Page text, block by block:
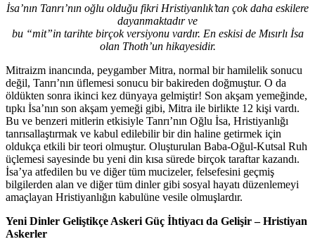
İsa’nın Tanrı’nın oğlu olduğu fikri Hristiyanlık’tan çok daha eskilere
dayanmaktadır ve
bu “mit”in tarihte birçok versiyonu vardır. En eskisi de Mısırlı İsa
olan Thoth’un hikayesidir.
Mitraizm inancında, peygamber Mitra, normal bir hamilelik sonucu
değil, Tanrı’nın üflemesi sonucu bir bakireden doğmuştur. O da
öldükten sonra ikinci kez dünyaya gelmiştir! Son akşam yemeğinde,
tıpkı İsa’nın son akşam yemeği gibi, Mitra ile birlikte 12 kişi vardı.
Bu ve benzeri mitlerin etkisiyle Tanrı’nın Oğlu İsa, Hristiyanlığı
tanrısallaştırmak ve kabul edilebilir bir din haline getirmek için
oldukça etkili bir teori olmuştur. Oluşturulan Baba-Oğul-Kutsal Ruh
üçlemesi sayesinde bu yeni din kısa sürede birçok taraftar kazandı.
İsa’ya atfedilen bu ve diğer tüm mucizeler, felsefesini geçmiş
bilgilerden alan ve diğer tüm dinler gibi sosyal hayatı düzenlemeyi
amaçlayan Hristiyanlığın kabulüne vesile olmuşlardır.
Yeni Dinler Geliştikçe Askeri Güç İhtiyacı da Gelişir – Hristiyan
Askerler